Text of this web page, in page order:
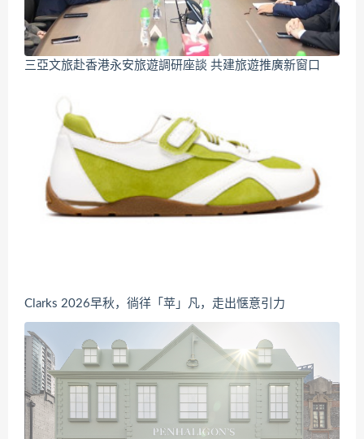
三亞文旅赴香港永安旅遊調研座談 共建旅遊推廣新窗口
Clarks 2026早秋，徜徉「苹」凡，走出惬意引力